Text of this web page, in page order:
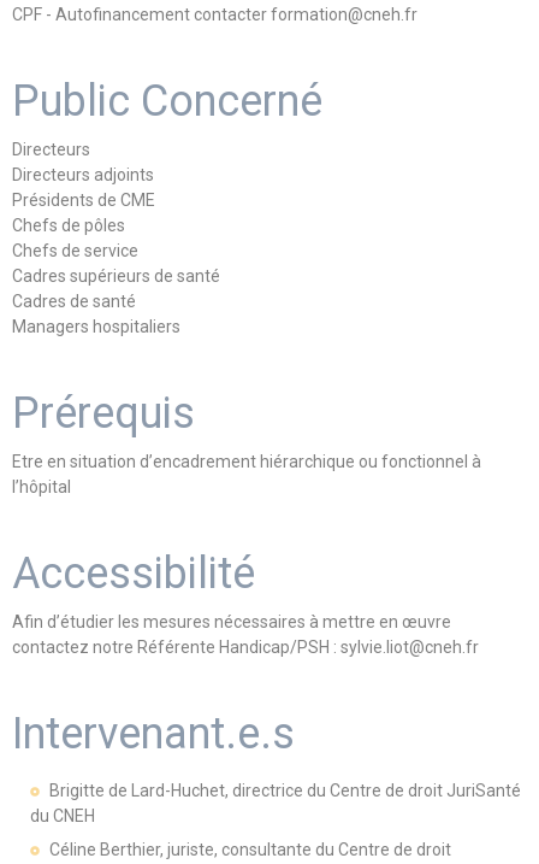
CPF - Autofinancement contacter formation@cneh.fr
Public Concerné
Directeurs
Directeurs adjoints
Présidents de CME
Chefs de pôles
Chefs de service
Cadres supérieurs de santé
Cadres de santé
Managers hospitaliers
Prérequis
Etre en situation d’encadrement hiérarchique ou fonctionnel à
l’hôpital
Accessibilité
Afin d’étudier les mesures nécessaires à mettre en œuvre
contactez notre Référente Handicap/PSH : sylvie.liot@cneh.fr
Intervenant.e.s
Brigitte de Lard-Huchet, directrice du Centre de droit JuriSanté
du CNEH
Céline Berthier, juriste, consultante du Centre de droit